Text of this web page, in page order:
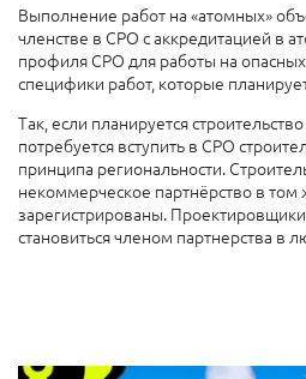
Выполнение работ на «атомных»
членстве в СРО с аккредитацией в
профиля СРО для работы на опасных
специфики работ, которые
Так, если планируется
потребуется вступить в СРО
принципа региональности.
некоммерческое партнёрство в
зарегистрированы.
становиться членом партнерства в